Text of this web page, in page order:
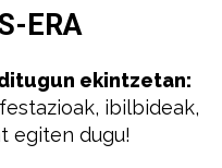
ERA
ekintzetan:
ibilbideak,
egiten dugu!